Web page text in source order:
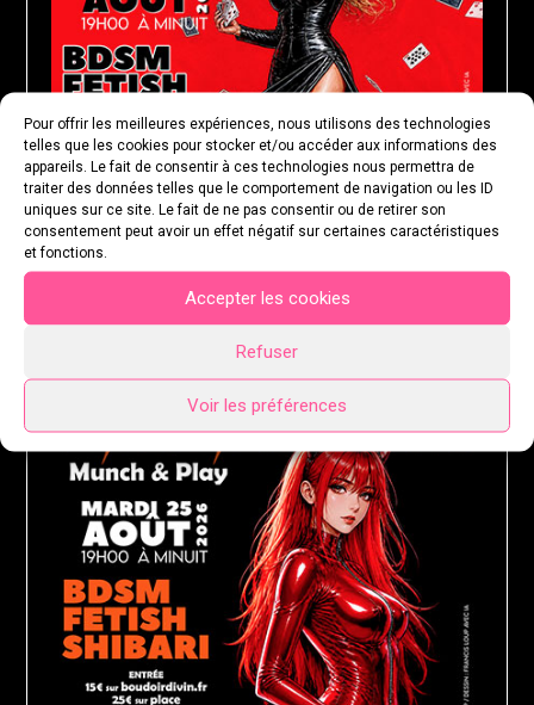
Pour offrir les meilleures expériences, nous utilisons des technologies
telles que les cookies pour stocker et/ou accéder aux informations des
appareils. Le fait de consentir à ces technologies nous permettra de
traiter des données telles que le comportement de navigation ou les ID
uniques sur ce site. Le fait de ne pas consentir ou de retirer son
consentement peut avoir un effet négatif sur certaines caractéristiques
et fonctions.
Accepter les cookies
Refuser
Voir les préférences
MARDI 25 AOÛT 2026